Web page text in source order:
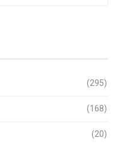
(295)
(168)
(20)